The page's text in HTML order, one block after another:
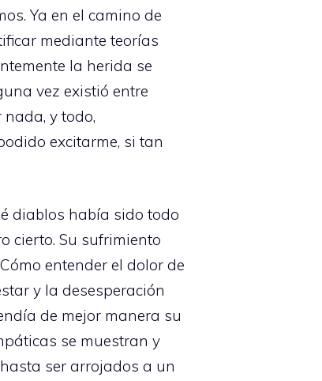
Ya en el camino de
mediante teorías
la herida se
vez existió entre
y todo,
excitarme, si tan
diablos había sido todo
cierto. Su sufrimiento
entender el dolor de
y la desesperación
de mejor manera su
se muestran y
ser arrojados a un